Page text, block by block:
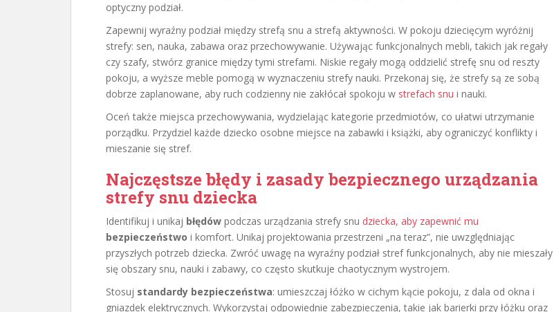
optyczny podział.
Zapewnij wyraźny podział między strefą snu a strefą aktywności. W pokoju dziecięcym wyróżnij
strefy: sen, nauka, zabawa oraz przechowywanie. Używając funkcjonalnych mebli, takich jak regały
czy szafy, stwórz granice między tymi strefami. Niskie regały mogą oddzielić strefę snu od reszty
pokoju, a wyższe meble pomogą w wyznaczeniu strefy nauki. Przekonaj się, że strefy są ze sobą
dobrze zaplanowane, aby ruch codzienny nie zakłócał spokoju w strefach snu i nauki.
Oceń także miejsca przechowywania, wydzielając kategorie przedmiotów, co ułatwi utrzymanie
porządku. Przydziel każde dziecko osobne miejsce na zabawki i książki, aby ograniczyć konflikty i
mieszanie się stref.
Najczęstsze błędy i zasady bezpiecznego urządzania
strefy snu dziecka
Identifikuj i unikaj błędów podczas urządzania strefy snu dziecka, aby zapewnić mu
bezpieczeństwo i komfort. Unikaj projektowania przestrzeni „na teraz”, nie uwzględniając
przyszłych potrzeb dziecka. Zwróć uwagę na wyraźny podział stref funkcjonalnych, aby nie mieszały
się obszary snu, nauki i zabawy, co często skutkuje chaotycznym wystrojem.
Stosuj standardy bezpieczeństwa: umieszczaj łóżko w cichym kącie pokoju, z dala od okna i
gniazdek elektrycznych. Wykorzystaj odpowiednie zabezpieczenia, takie jak barierki przy łóżku oraz